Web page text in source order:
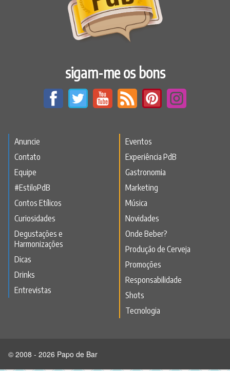
sigam-me os bons
Anuncie
Contato
Equipe
#EstiloPdB
Contos Etílicos
Curiosidades
Degustações e
Harmonizações
Dicas
Drinks
Entrevistas
Eventos
Experiência PdB
Gastronomia
Marketing
Música
Novidades
Onde Beber?
Produção de Cerveja
Promoções
Responsabilidade
Shots
Tecnologia
© 2008 - 2026 Papo de Bar